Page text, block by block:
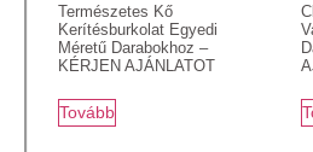
Természetes Kő
Kerítésburkolat Egyedi
Méretű Darabokhoz –
KÉRJEN AJÁNLATOT
Tovább